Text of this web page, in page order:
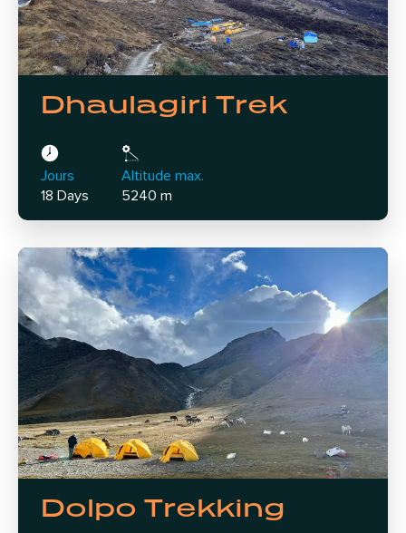
Dhaulagiri Trek
Jours
18 Days
Altitude max.
5240 m
Dolpo Trekking